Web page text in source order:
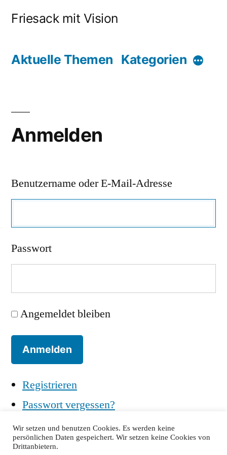
Friesack mit Vision
Aktuelle Themen Kategorien
Anmelden
Benutzername oder E-Mail-Adresse
Passwort
Angemeldet bleiben
Anmelden
Registrieren
Passwort vergessen?
Wir setzen und benutzen Cookies. Es werden keine
persönlichen Daten gespeichert. Wir setzen keine Cookies von
Drittanbietern.